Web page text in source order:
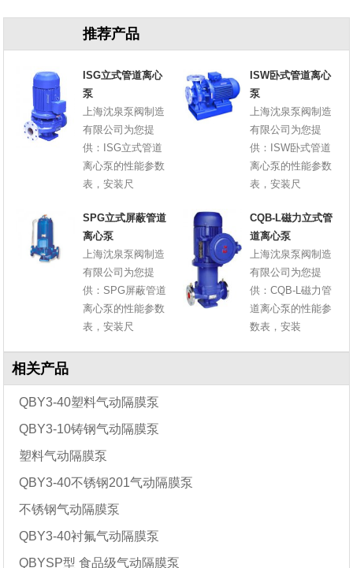
推荐产品
ISG立式管道离心
泵
上海沈泉泵阀制造
有限公司为您提
供：ISG立式管道
离心泵的性能参数
表，安装尺
ISW卧式管道离心
泵
上海沈泉泵阀制造
有限公司为您提
供：ISW卧式管道
离心泵的性能参数
表，安装尺
SPG立式屏蔽管道
离心泵
上海沈泉泵阀制造
有限公司为您提
供：SPG屏蔽管道
离心泵的性能参数
表，安装尺
CQB-L磁力立式管
道离心泵
上海沈泉泵阀制造
有限公司为您提
供：CQB-L磁力管
道离心泵的性能参
数表，安装
相关产品
QBY3-40塑料气动隔膜泵
QBY3-10铸钢气动隔膜泵
塑料气动隔膜泵
QBY3-40不锈钢201气动隔膜泵
不锈钢气动隔膜泵
QBY3-40衬氟气动隔膜泵
QBYSP型 食品级气动隔膜泵